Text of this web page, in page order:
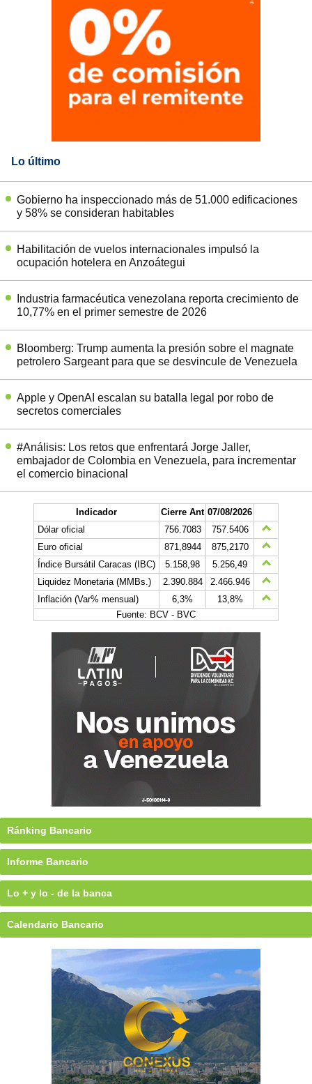
Lo último
Gobierno ha inspeccionado más de 51.000 edificaciones
y 58% se consideran habitables
Habilitación de vuelos internacionales impulsó la
ocupación hotelera en Anzoátegui
Industria farmacéutica venezolana reporta crecimiento de
10,77% en el primer semestre de 2026
Bloomberg: Trump aumenta la presión sobre el magnate
petrolero Sargeant para que se desvincule de Venezuela
Apple y OpenAI escalan su batalla legal por robo de
secretos comerciales
#Análisis: Los retos que enfrentará Jorge Jaller,
embajador de Colombia en Venezuela, para incrementar
el comercio binacional
Indicador Cierre Ant 07/08/2026
Dólar oficial
756.7083
757.5406
Euro oficial
871,8944
875,2170
Índice Bursátil Caracas (IBC)
5.158,98
5.256,49
Liquidez Monetaria (MMBs.)
2.390.884
2.466.946
Inflación (Var% mensual)
6,3%
13,8%
Fuente: BCV - BVC
Ránking Bancario
Informe Bancario
Lo + y lo - de la banca
Calendario Bancario